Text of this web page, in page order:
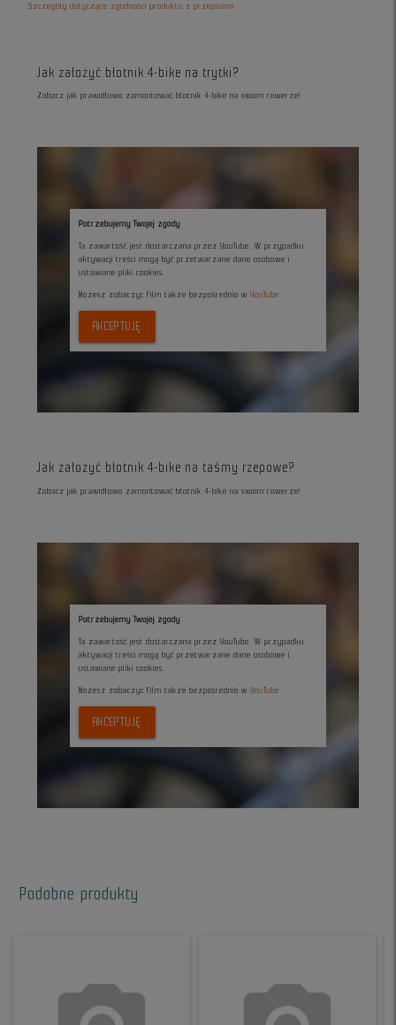
Szczegóły dotyczące zgodności produktu z przepisami
Potrzebujemy Twojej zgody
Ta zawartość jest dostarczana przez YouTube. W przypadku
aktywacji treści mogą być przetwarzane dane osobowe i
ustawiane pliki cookies.
Możesz zobaczyc film także bezpośrednio w YouTube
AKCEPTUJĘ
Jak założyć błotnik 4-bike na trytki?
Zobacz jak prawidłowo zamontować błotnik 4-bike na swoim rowerze!
Potrzebujemy Twojej zgody
Ta zawartość jest dostarczana przez YouTube. W przypadku
aktywacji treści mogą być przetwarzane dane osobowe i
ustawiane pliki cookies.
Możesz zobaczyc film także bezpośrednio w YouTube
AKCEPTUJĘ
Jak załozyć błotnik 4-bike na taśmy rzepowe?
Zobacz jak prawidłowo zamontować błotnik 4-bike na swoim rowerze!
Podobne produkty